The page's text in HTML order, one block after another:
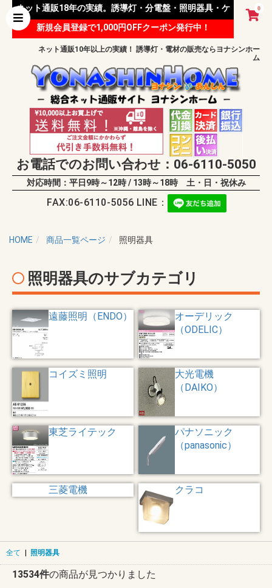
0
ネット通販18年の実績。誘導灯・分電盤・照明器具・ケ
ーブル等 様々な資材を取り扱っています。
新規会員登録で1,000円OFFクーポン発行中！
ネット通販10年以上の実績！ 誘導灯・電材の販売ならヨナシンホー
ム
お電話でのお問い合わせ：06-6110-5050
対応時間：平日9時～12時 / 13時～18時 土・日・祝休み
FAX:06-6110-5056 LINE：
HOME 商品一覧ページ 照明器具
照明器具のサブカテゴリ
遠藤照明（ENDO）
オーデリック
（ODELIC）
コイズミ照明
大光電機
（DAIKO）
東芝ライテック
パナソニック
（panasonic）
三菱電機 クラコ
全て | 照明器具
13534件の商品が見つかりました